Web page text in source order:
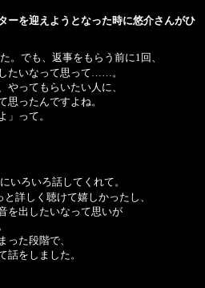
を迎えようとなった時に悠介さんがひ
。でも、返事をもらう前に1回、
いなって思って……。
てもらいたい人に、
たんですよね。
って。
いろいろ話してくれて。
く聴けて嬉しかったし、
したいなって思いが
た段階で、
しました。